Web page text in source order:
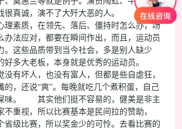
很真诚，演不了大歼大恶的人。 优秀的
理素质，在领先、落后、僵持时怎么办，场
办法应对，都要在瞬间作出，而且，运动员
。这些品质带到当今社会，多是别人缺少
多大老板，本身就是优秀的运动员。
没有坏人，也没有富人，但都是些自虐狂，
的，还说“爽”。每晚就吃几个煮积蛋，自己
味。 其实他们挺不容易的，健美是非主
不重视，所以比赛基本是民间拉的赞助，
省级比赛，所以奖金少的可怜。去看比赛的